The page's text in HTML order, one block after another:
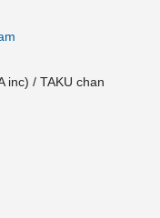
inc) / TAKU chan